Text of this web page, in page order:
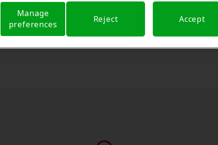
Manage
preferences
Reject Accept